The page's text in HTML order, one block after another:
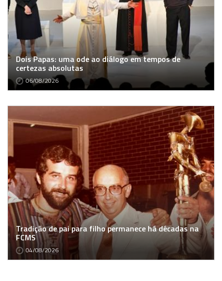
Dois Papas: uma ode ao diálogo em tempos de
certezas absolutas
06/08/2026
Tradição de pai para filho permanece há décadas na
FCMS
04/08/2026